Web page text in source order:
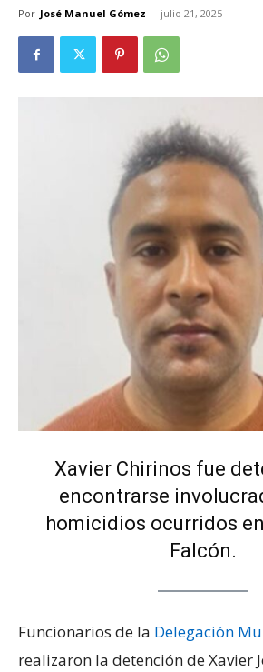
Por José Manuel Gómez - julio 21, 2025
Xavier Chirinos fue
encontrarse
homicidios ocurridos
Falcón.
Funcionarios de la Delegación
realizaron la detención de Xavier